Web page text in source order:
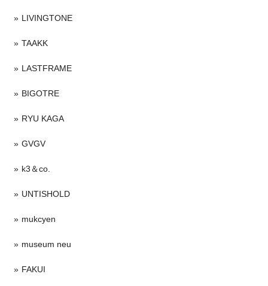
LIVINGTONE
TAAKK
LASTFRAME
BIGOTRE
RYU KAGA
GVGV
k3＆co.
UNTISHOLD
mukcyen
museum neu
FAKUI